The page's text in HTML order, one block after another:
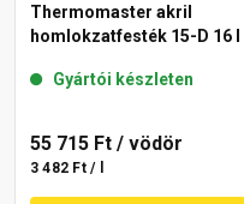
Thermomaster akril
homlokzatfesték 15-D 16 l
Gyártói készleten
55 715 Ft / vödör
3 482 Ft / l